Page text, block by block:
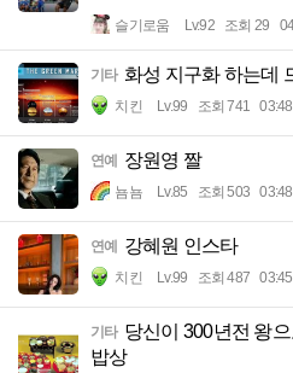
슬기로움 Lv.92 조회 29
기타 화성 지구화 하는데
치킨 Lv.99 조회 741 03:48
연예 장원영 짤
뇸뇸 Lv.85 조회 503 03:48
연예 강혜원 인스타
치킨 Lv.99 조회 487 03:45
기타 당신이 300년전 왕
밥상